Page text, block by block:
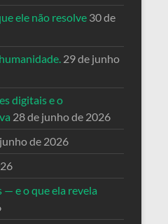
ele não resolve 30 de
29 de junho
digitais e o
28 de junho de 2026
de 2026
e o que ela revela